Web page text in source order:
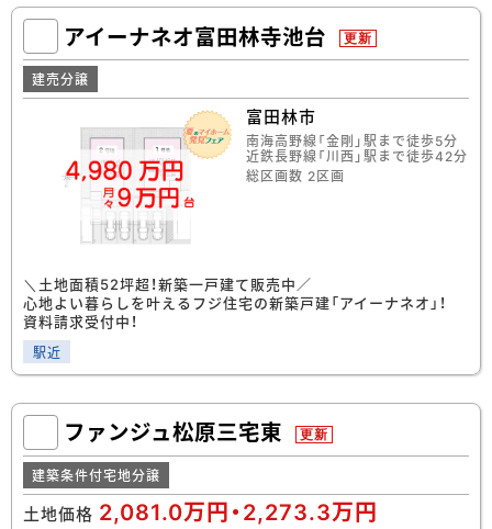
アイーナネオ富田林寺池台 更新
建売分譲
駅近
富田林市
南海高野線「金剛」駅まで徒歩5分
近鉄長野線「川西」駅まで徒歩42分
総区画数 2区画
＼土地面積52坪超！新築一戸建て販売中／
心地よい暮らしを叶えるフジ住宅の新築戸建「アイーナネオ」！
資料請求受付中！
ファンジュ松原三宅東 更新
建築条件付宅地分譲
土地価格 2,081.0万円・2,273.3万円